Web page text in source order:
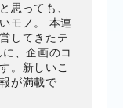
思っても、
モノ。 本連
してきたテ
、企画のコ
。新しいこ
が満載で